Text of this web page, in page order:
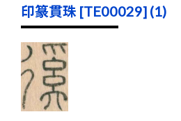
印篆貫珠 [TE00029] (1)